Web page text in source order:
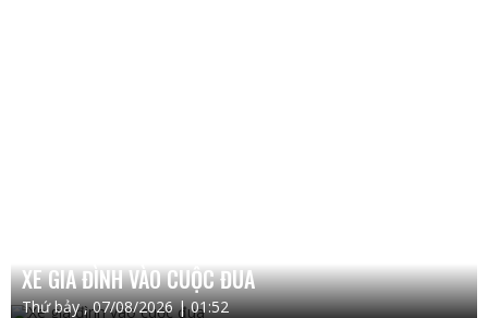
XE GIA ĐÌNH VÀO CUỘC ĐUA
Thứ bảy , 07/08/2026 | 01:52